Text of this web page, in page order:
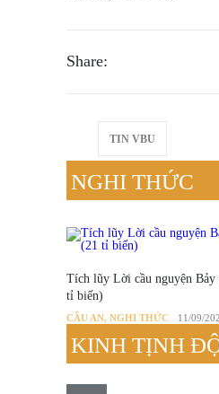
Share:
TIN VBU
NGHI THỨC
Tích lũy Lời cầu nguyện Bảy
tỉ biến)
CẦU AN, NGHI THỨC 11/09/
KINH TỊNH